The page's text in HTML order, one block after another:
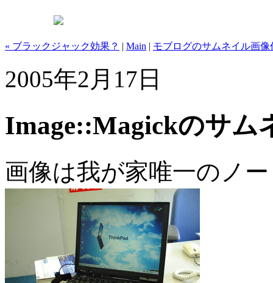
« ブラックジャック効果？ | Main | モブログのサムネイル画像
2005年2月17日
Image::Magickのサム
画像は我が家唯一のノ